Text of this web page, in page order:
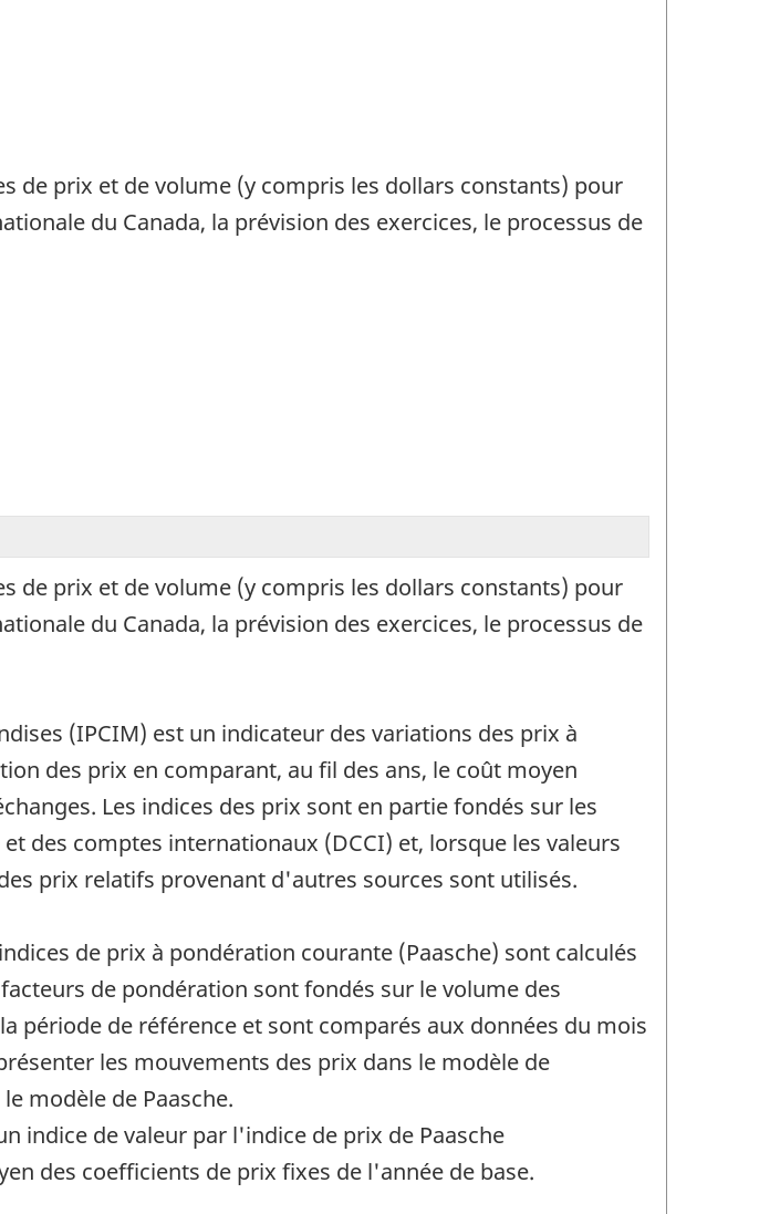
de prix et de volume (y compris les dollars constants) pour
du Canada, la prévision des exercices, le processus de
de prix et de volume (y compris les dollars constants) pour
du Canada, la prévision des exercices, le processus de
(IPCIM) est un indicateur des variations des prix à
des prix en comparant, au fil des ans, le coût moyen
Les indices des prix sont en partie fondés sur les
des comptes internationaux (DCCI) et, lorsque les valeurs
prix relatifs provenant d'autres sources sont utilisés.
de prix à pondération courante (Paasche) sont calculés
de pondération sont fondés sur le volume des
période de référence et sont comparés aux données du mois
les mouvements des prix dans le modèle de
modèle de Paasche.
indice de valeur par l'indice de prix de Paasche
des coefficients de prix fixes de l'année de base.